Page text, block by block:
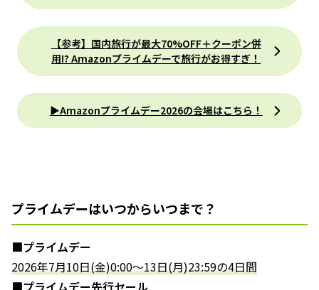
【参考】国内旅行が最大70%OFF＋クーポン併
用!? Amazonプライムデーで旅行がお得すぎ！
▶︎Amazonプライムデー2026の会場はこちら！
プライムデーはいつからいつまで？
■プライムデー
2026年7月10日(金)0:00～13日(月)23:59の4日間
■プライムデー先行セール